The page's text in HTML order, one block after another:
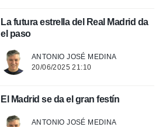
La futura estrella del Real Madrid da
el paso
ANTONIO JOSÉ MEDINA
20/06/2025 21:10
El Madrid se da el gran festín
ANTONIO JOSÉ MEDINA